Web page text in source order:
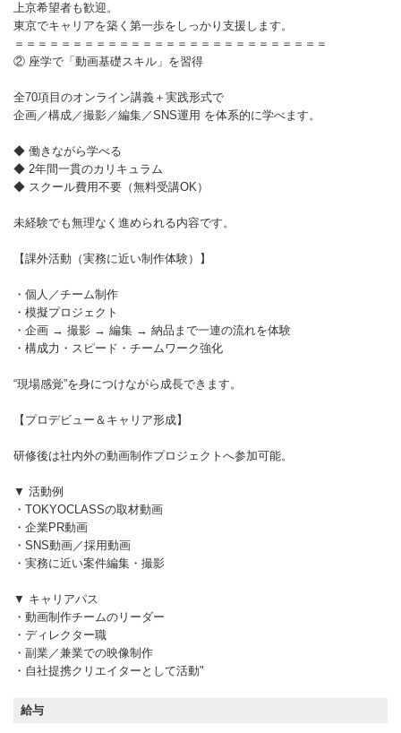
上京希望者も歓迎。
東京でキャリアを築く第一歩をしっかり支援します。
＝＝＝＝＝＝＝＝＝＝＝＝＝＝＝＝＝＝＝＝＝＝＝＝＝＝＝
② 座学で「動画基礎スキル」を習得
全70項目のオンライン講義＋実践形式で
企画／構成／撮影／編集／SNS運用 を体系的に学べます。
◆ 働きながら学べる
◆ 2年間一貫のカリキュラム
◆ スクール費用不要（無料受講OK）
未経験でも無理なく進められる内容です。
【課外活動（実務に近い制作体験）】
・個人／チーム制作
・模擬プロジェクト
・企画 → 撮影 → 編集 → 納品まで一連の流れを体験
・構成力・スピード・チームワーク強化
“現場感覚”を身につけながら成長できます。
【プロデビュー＆キャリア形成】
研修後は社内外の動画制作プロジェクトへ参加可能。
▼ 活動例
・TOKYOCLASSの取材動画
・企業PR動画
・SNS動画／採用動画
・実務に近い案件編集・撮影
▼ キャリアパス
・動画制作チームのリーダー
・ディレクター職
・副業／兼業での映像制作
・自社提携クリエイターとして活動"
給与